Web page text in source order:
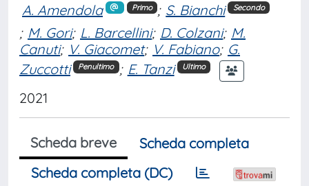
A. Amendola Primo ; S. Bianchi Secondo
; M. Gori; L. Barcellini; D. Colzani; M.
Canuti; V. Giacomet; V. Fabiano; G.
Zuccotti
Penultimo ; E. Tanzi Ultimo
2021
Scheda breve
Scheda completa
Scheda completa (DC)